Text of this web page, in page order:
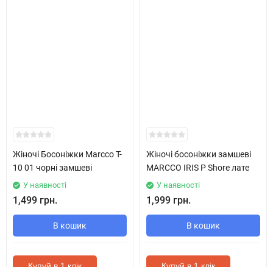
Жіночі Босоніжки Marcco T-
10 01 чорні замшеві
У наявності
1,499 грн.
В кошик
Жіночі босоніжки замшеві
MARCCO IRIS P Shore лате
У наявності
1,999 грн.
В кошик